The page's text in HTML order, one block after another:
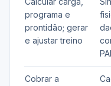
programa e
prontidão; gerar
e ajustar treino
Cobrar a